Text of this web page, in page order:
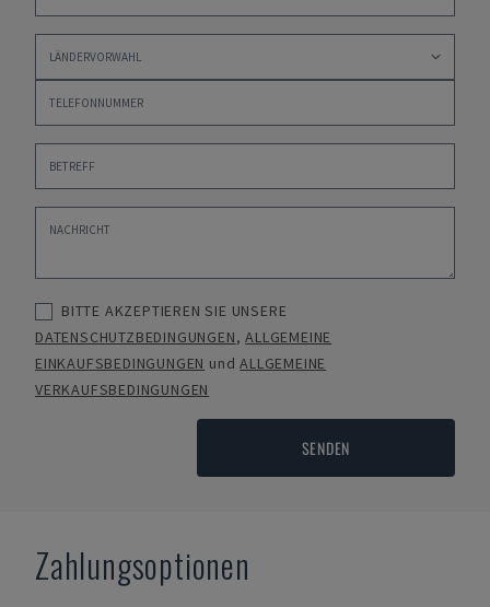
BITTE AKZEPTIEREN SIE UNSERE
DATENSCHUTZBEDINGUNGEN,ALLGEMEINE
EINKAUFSBEDINGUNGEN undALLGEMEINE
VERKAUFSBEDINGUNGEN
SENDEN
Zahlungsoptionen